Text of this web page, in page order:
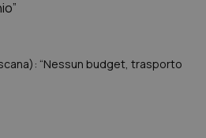
“Nessun budget, trasporto